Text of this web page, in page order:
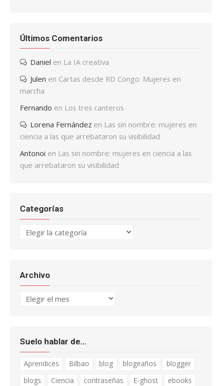
Últimos Comentarios
Daniel en La IA creativa
Julen en Cartas desde RD Congo: Mujeres en
marcha
Fernando en Los tres canteros
Lorena Fernández en Las sin nombre: mujeres en
ciencia a las que arrebataron su visibilidad
Antonoi en Las sin nombre: mujeres en ciencia a las
que arrebataron su visibilidad
Categorías
Categorías
Archivo
Archivo
Suelo hablar de…
Aprendices Bilbao blog blogeaños
blogger
blogs
Ciencia contraseñas E-ghost
ebooks